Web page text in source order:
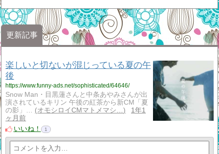
更新記事
楽しいと切ないが混じっている夏の午
後
https://www.funny-ads.net/sophisticated/64646/
Snow Man・目黒蓮さんと中条あやみさんが出
演されているキリン 午後の紅茶から新CM「夏
の影」…
オモシロイCMマトメマシ…
1年1
ヶ月前
いいね！
1